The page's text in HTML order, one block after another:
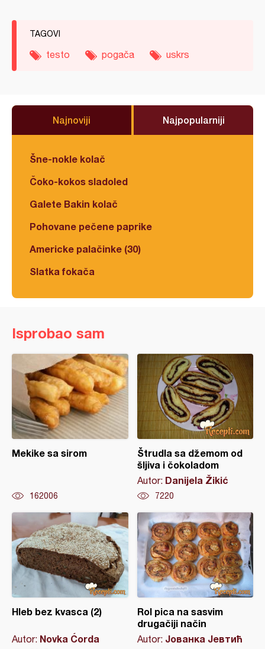
TAGOVI
testo pogača uskrs
Najnoviji Najpopularniji
Šne-nokle kolač
Čoko-kokos sladoled
Galete Bakin kolač
Pohovane pečene paprike
Americke palačinke (30)
Slatka fokača
Isprobao sam
Mekike sa sirom
162006
Štrudla sa džemom od
šljiva i čokoladom
Autor: Danijela Žikić
7220
Hleb bez kvasca (2)
Autor: Novka Ćorda
Rol pica na sasvim
drugačiji način
Autor: Јованка Јевтић